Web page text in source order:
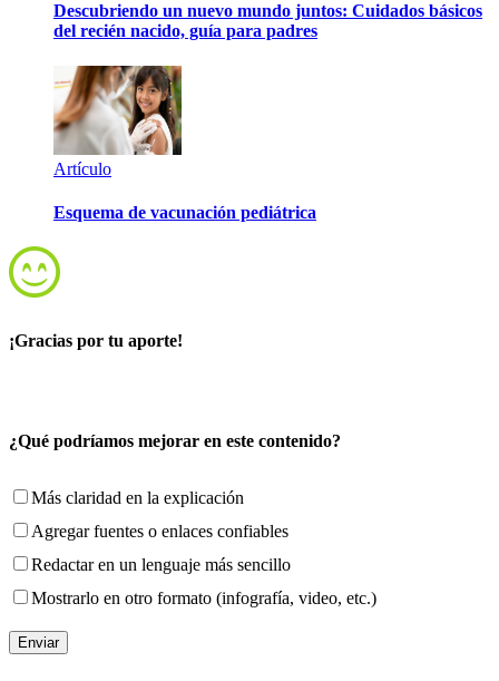
Descubriendo un nuevo mundo juntos: Cuidados básicos
del recién nacido, guía para padres
Artículo
Esquema de vacunación pediátrica
¡Gracias por tu aporte!
¿Qué podríamos mejorar en este contenido?
Más claridad en la explicación
Agregar fuentes o enlaces confiables
Redactar en un lenguaje más sencillo
Mostrarlo en otro formato (infografía, video, etc.)